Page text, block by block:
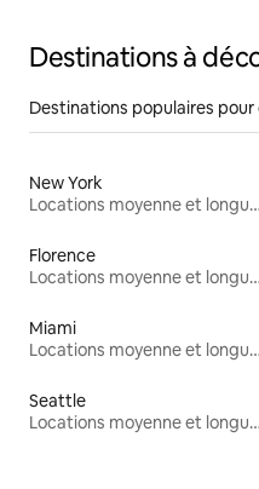
Destinations à
Destinations populaires
New York
Locations moyenne et longue durée
Florence
Locations moyenne et longue durée
Miami
Locations moyenne et longue durée
Seattle
Locations moyenne et longue durée